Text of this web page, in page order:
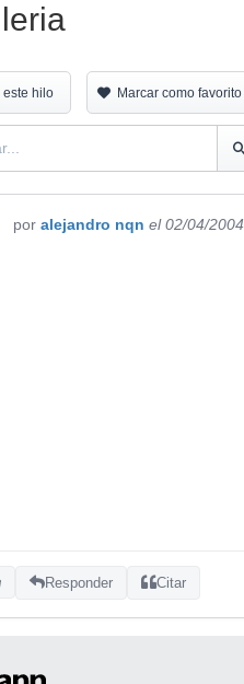
este hilo Marcar como favorito
por alejandro nqn el 02/04/2004
Responder Citar